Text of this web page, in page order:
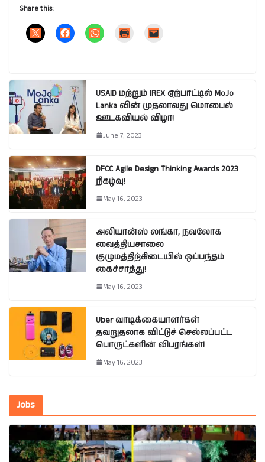
Share this:
USAID மற்றும் IREX ஏற்பாட்டில் MoJo
Lanka வின் முதலாவது மொபைல்
ஊடகவியல் விழா!
June 7, 2023
DFCC Agile Design Thinking Awards 2023
நிகழ்வு!
May 16, 2023
அலியான்ஸ் லங்கா, நவலோக
வைத்தியசாலை
குழுமத்திற்கிடையில் ஒப்பந்தம்
கைச்சாத்து!
May 16, 2023
Uber வாடிக்கையாளர்கள்
தவறுதலாக விட்டுச் செல்லப்பட்ட
பொருட்களின் விபரங்கள்!
May 16, 2023
Jobs